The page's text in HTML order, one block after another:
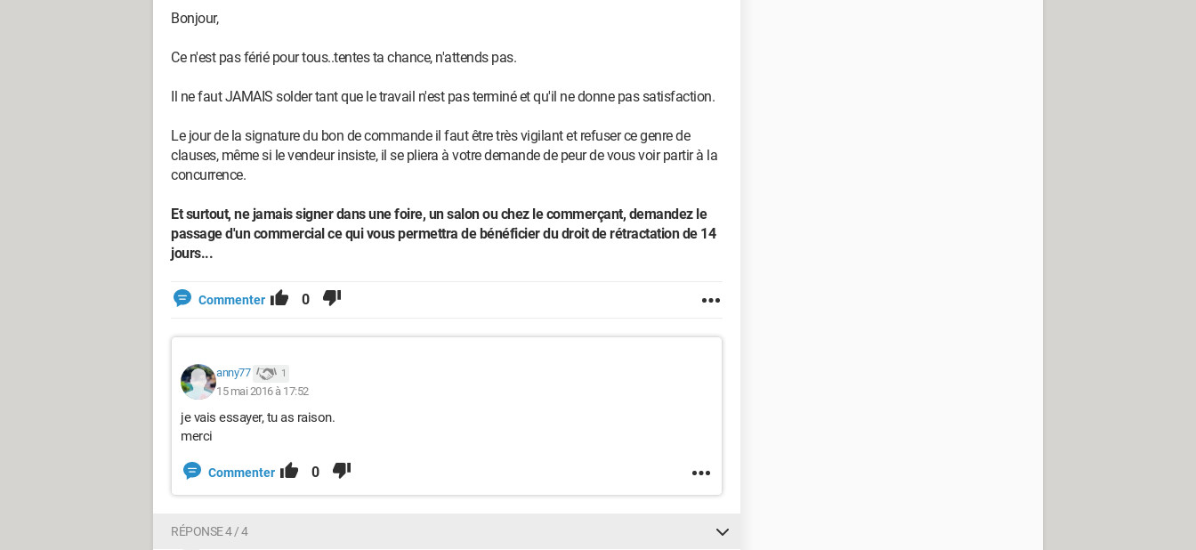
Bonjour,
Ce n'est pas férié pour tous..tentes ta chance, n'attends pas.
Il ne faut JAMAIS solder tant que le travail n'est pas terminé et qu'il ne donne pas satisfaction.
Le jour de la signature du bon de commande il faut être très vigilant et refuser ce genre de
clauses, même si le vendeur insiste, il se pliera à votre demande de peur de vous voir partir à la
concurrence.
Et surtout, ne jamais signer dans une foire, un salon ou chez le commerçant, demandez le
passage d'un commercial ce qui vous permettra de bénéficier du droit de rétractation de 14
jours...
Commenter 0
anny77 1
15 mai 2016 à 17:52
je vais essayer, tu as raison.
merci
Commenter 0
RÉPONSE 4 / 4